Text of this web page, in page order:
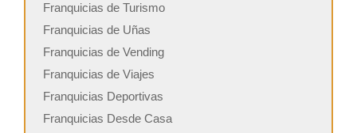
Franquicias de Turismo
Franquicias de Uñas
Franquicias de Vending
Franquicias de Viajes
Franquicias Deportivas
Franquicias Desde Casa